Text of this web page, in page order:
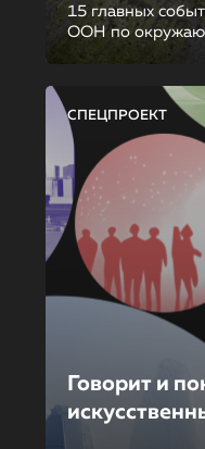
15 главных
ООН по
СПЕЦПРОЕКТ
Говорит и